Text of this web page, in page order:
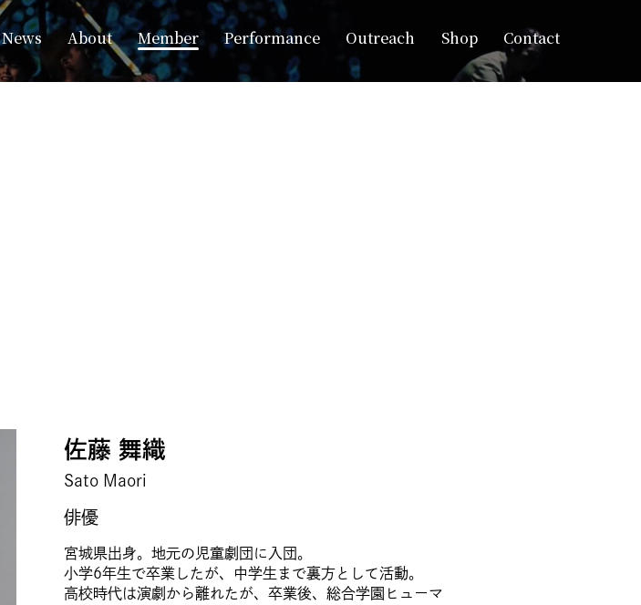
News About Member Performance Outreach Shop Contact
佐藤 舞織
Sato Maori
俳優
宮城県出身。地元の児童劇団に入団。
小学6年生で卒業したが、中学生まで裏方として活動。
高校時代は演劇から離れたが、卒業後、総合学園ヒューマ